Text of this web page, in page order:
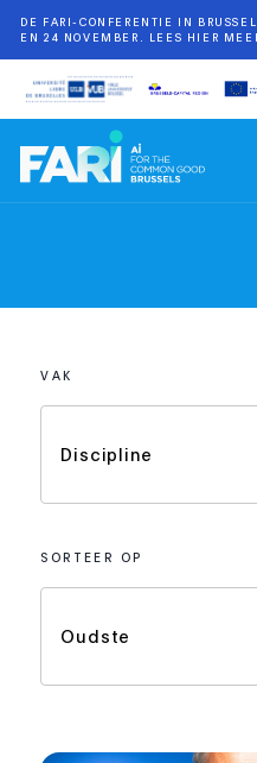
DE FARI-CONFERENTIE IN
EN 24 NOVEMBER. LEES HIER
VAK
Discipline
SORTEER OP
Oudste